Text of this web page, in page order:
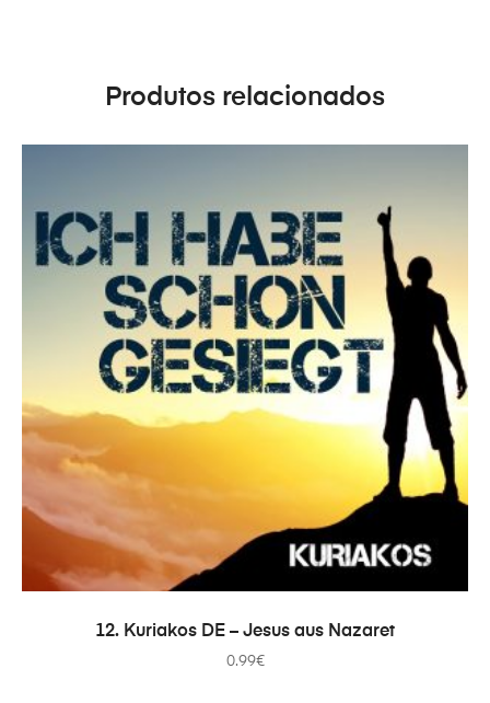
Produtos relacionados
COMPRAR
12. Kuriakos DE – Jesus aus Nazaret
0.99€